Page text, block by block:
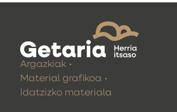
Argazkiak
Material grafikoa
Idatzizko materiala